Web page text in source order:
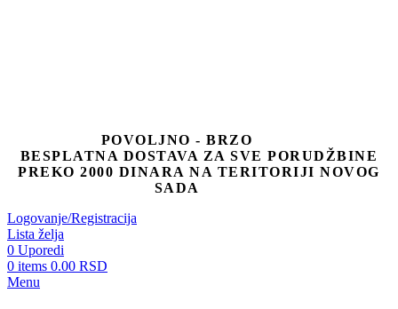
POVOLJNO - BRZO
BESPLATNA DOSTAVA ZA SVE PORUDŽBINE
PREKO 2000 DINARA NA TERITORIJI NOVOG
SADA
Logovanje/Registracija
Lista želja
0 Uporedi
0 items 0.00 RSD
Menu